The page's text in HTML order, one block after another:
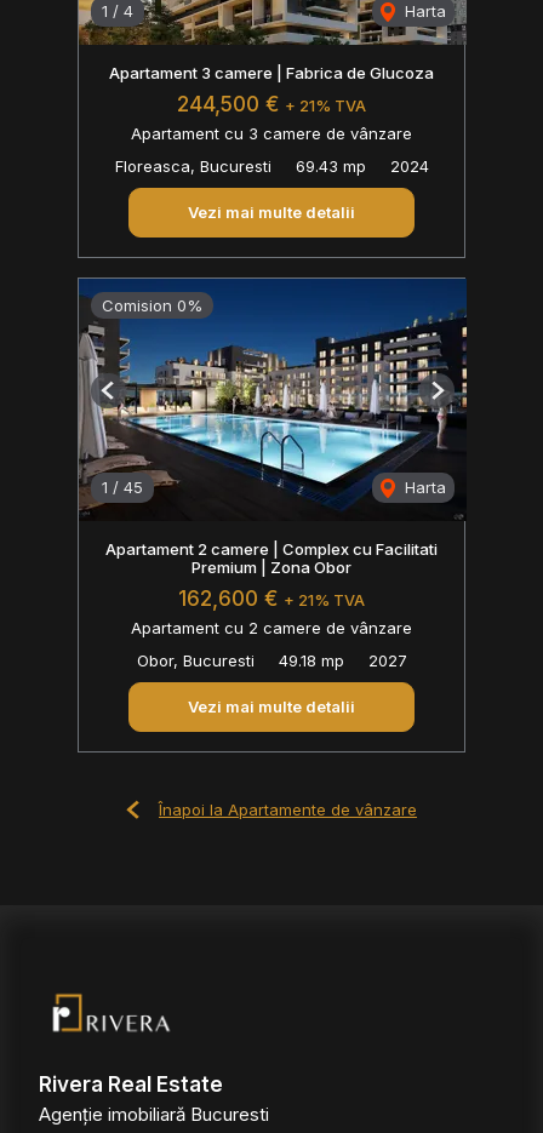
1 / 4 Harta
Apartament 3 camere | Fabrica de Glucoza
244,500 € + 21% TVA
Apartament cu 3 camere de vânzare
Floreasca, Bucuresti
69.43 mp 2024
Vezi mai multe detalii
Comision 0%
1 / 45 Harta
Previous Next
Apartament 2 camere | Complex cu Facilitati
Premium | Zona Obor
162,600 € + 21% TVA
Apartament cu 2 camere de vânzare
Obor, Bucuresti
49.18 mp 2027
Vezi mai multe detalii
Înapoi la Apartamente de vânzare
Rivera Real Estate
Agenție imobiliară Bucuresti